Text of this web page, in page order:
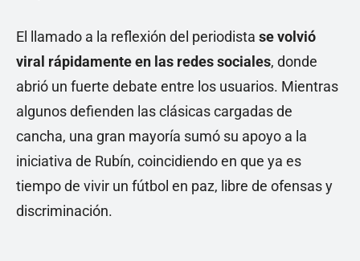
El llamado a la reflexión del periodista se volvió
viral rápidamente en las redes sociales, donde
abrió un fuerte debate entre los usuarios. Mientras
algunos defienden las clásicas cargadas de
cancha, una gran mayoría sumó su apoyo a la
iniciativa de Rubín, coincidiendo en que ya es
tiempo de vivir un fútbol en paz, libre de ofensas y
discriminación.